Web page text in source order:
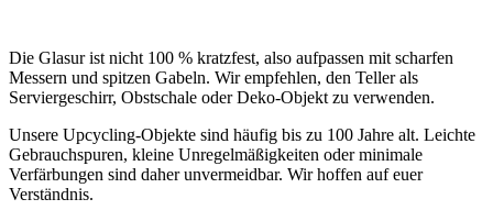
Die Glasur ist nicht 100 % kratzfest, also aufpassen mit scharfen
Messern und spitzen Gabeln. Wir empfehlen, den Teller als
Serviergeschirr, Obstschale oder Deko-Objekt zu verwenden.
Unsere Upcycling-Objekte sind häufig bis zu 100 Jahre alt. Leichte
Gebrauchspuren, kleine Unregelmäßigkeiten oder minimale
Verfärbungen sind daher unvermeidbar. Wir hoffen auf euer
Verständnis.